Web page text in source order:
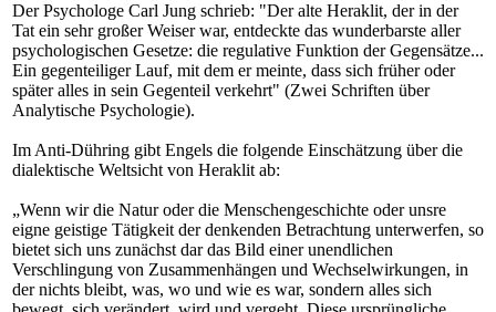
Der Psychologe Carl Jung schrieb: "Der alte Heraklit, der in der
Tat ein sehr großer Weiser war, entdeckte das wunderbarste aller
psychologischen Gesetze: die regulative Funktion der Gegensätze...
Ein gegenteiliger Lauf, mit dem er meinte, dass sich früher oder
später alles in sein Gegenteil verkehrt" (Zwei Schriften über
Analytische Psychologie).
Im Anti-Dühring gibt Engels die folgende Einschätzung über die
dialektische Weltsicht von Heraklit ab:
„Wenn wir die Natur oder die Menschengeschichte oder unsre
eigne geistige Tätigkeit der denkenden Betrachtung unterwerfen, so
bietet sich uns zunächst dar das Bild einer unendlichen
Verschlingung von Zusammenhängen und Wechselwirkungen, in
der nichts bleibt, was, wo und wie es war, sondern alles sich